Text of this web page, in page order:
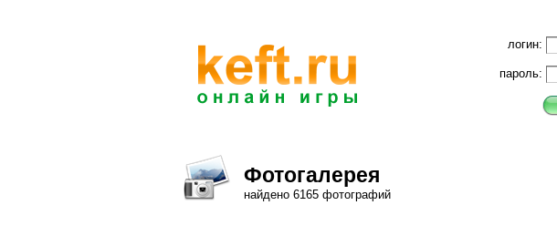
логин:
пароль:
Фотогалерея
найдено 6165 фотографий